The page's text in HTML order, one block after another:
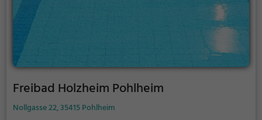
Freibad Holzheim Pohlheim
Nollgasse 22, 35415 Pohlheim